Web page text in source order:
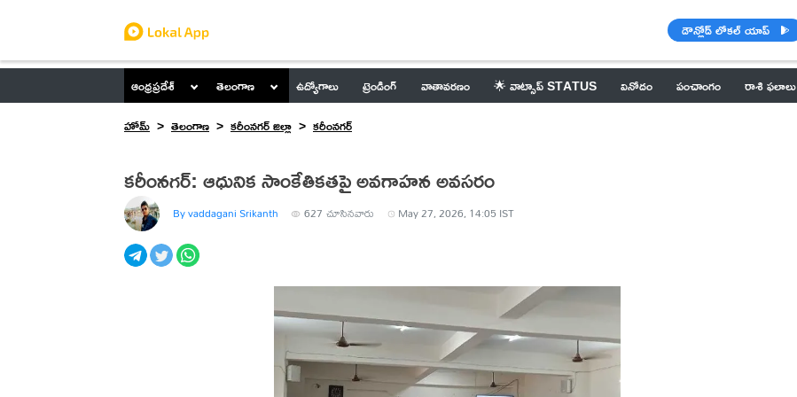
డౌన్లోడ్ లోకల్ యాప్
ఆంధ్రప్రదేశ్ తెలంగాణ ఉద్యోగాలు ట్రెండింగ్ వాతావరణం 🌟 వాట్సాప్ STATUS వినోదం పంచాంగం రాశి ఫలాలు
హోమ్
తెలంగాణ కరీంనగర్ జిల్లా కరీంనగర్
కరీంనగర్: ఆధునిక సాంకేతికతపై అవగాహన అవసరం
By vaddagani Srikanth 627 చూసినవారు May 27, 2026, 14:05 IST